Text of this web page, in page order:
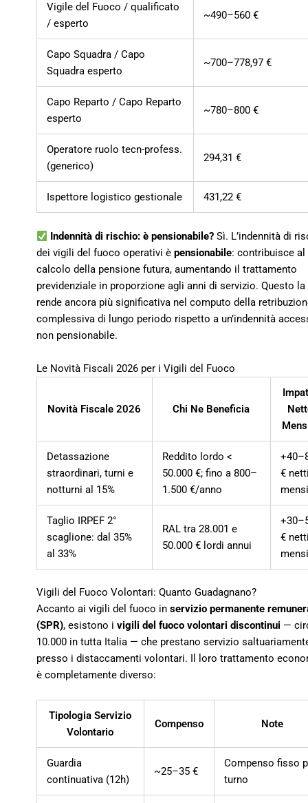
Vigile del Fuoco / qualificato
/ esperto
~490–560 €
Capo Squadra / Capo
Squadra esperto
~700–778,97 €
Capo Reparto / Capo Reparto
esperto
~780–800 €
Operatore ruolo tecn-profess.
(generico)
294,31 €
Ispettore logistico gestionale 431,22 €
Indennità di rischio: è pensionabile? Sì. L’indennità di
dei vigili del fuoco operativi è pensionabile: contribuisce al
calcolo della pensione futura, aumentando il trattamento
previdenziale in proporzione agli anni di servizio. Questo la
rende ancora più significativa nel computo della
complessiva di lungo periodo rispetto a un’indennità
non pensionabile.
Le Novità Fiscali 2026 per i Vigili del Fuoco
Novità Fiscale 2026 Chi Ne Beneficia
Detassazione
straordinari, turni e
notturni al 15%
Reddito lordo <
50.000 €; fino a 800–
1.500 €/anno
€
Taglio IRPEF 2°
scaglione: dal 35%
al 33%
RAL tra 28.001 e
50.000 € lordi annui
€
Vigili del Fuoco Volontari: Quanto Guadagnano?
Accanto ai vigili del fuoco in servizio permanente
(SPR), esistono i vigili del fuoco volontari discontinui —
10.000 in tutta Italia — che prestano servizio
presso i distaccamenti volontari. Il loro trattamento
è completamente diverso:
Tipologia Servizio
Volontario
Compenso Note
Guardia
continuativa (12h)
~25–35 €
Compenso fisso
turno